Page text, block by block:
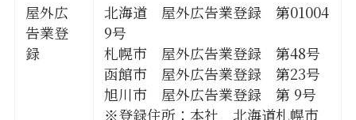
屋外広
告業登
録
北海道 屋外広告業登録 第01004
9号
札幌市 屋外広告業登録 第48号
函館市 屋外広告業登録 第23号
旭川市 屋外広告業登録 第 9号
※登録住所：本社 北海道札幌市